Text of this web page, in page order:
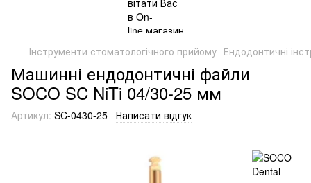
Інструменти стоматологічного прийому Ендодонтичні
Машинні ендодонтичні файли
SOCO SC NiTi 04/30-25 мм
Артикул: SC-0430-25 Написати відгук